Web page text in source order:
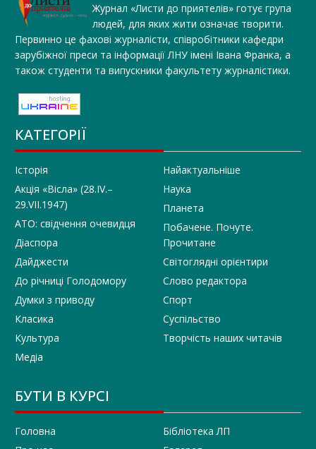
Журнал «Листи до приятелів» готує група
людей, для яких жити означає творити.
Первинно це фахові журналісти, співробітники кафедри
зарубіжної преси та інформації ЛНУ імені Івана Франка, а
також студенти та випускники факультету журналістики.
КАТЕГОРІЇ
Історія
Акція «Вісла» (28.IV.–
29.VII.1947)
АТО: свідчення очевидця
Діаспора
Дайджести
До річниці Голодомору
Думки з приводу
Класика
Культура
Медіа
Найактуальніше
Наука
Планета
Побачене. Почуте.
Прочитане
Світоглядні орієнтири
Слово редактора
Спорт
Суспільство
Творчість наших читачів
БУТИ В КУРСІ
Головна
Бібліотека ЛП